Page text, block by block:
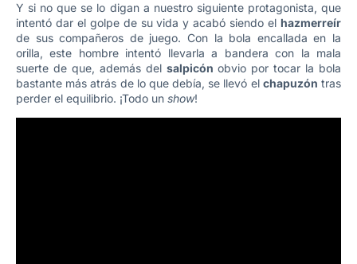
Y si no que se lo digan a nuestro siguiente protagonista, que
intentó dar el golpe de su vida y acabó siendo el hazmerreír
de sus compañeros de juego. Con la bola encallada en la
orilla, este hombre intentó llevarla a bandera con la mala
suerte de que, además del salpicón obvio por tocar la bola
bastante más atrás de lo que debía, se llevó el chapuzón tras
perder el equilibrio. ¡Todo un show!